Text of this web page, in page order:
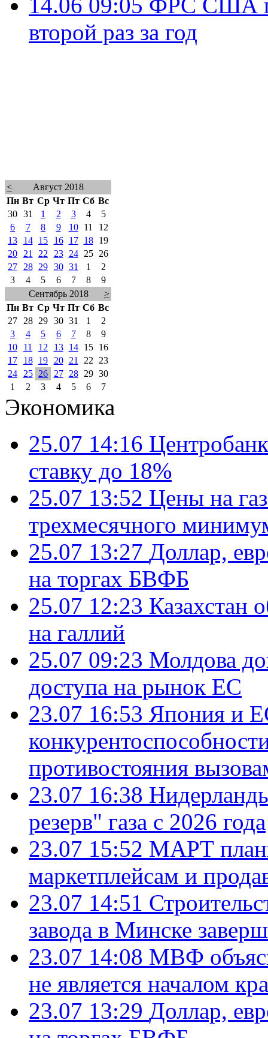
второй раз за год
<
Август 2018
Пн Вт Ср Чт Пт Сб Вс
30 31 1 2 3 4
5
6
7 8 9 10 11
12
13
14 15 16 17 18
19
20
21 22 23 24 25
26
27
28 29 30 31 1
2
3
4 5 6 7 8
9
Сентябрь 2018
>
Пн Вт Ср Чт Пт Сб Вс
27
28 29 30 31 1
2
3
4 5 6 7 8
9
10
11 12 13 14 15
16
17
18 19 20 21 22
23
24
25 26 27 28 29 30
1
2 3 4 5 6 7
Экономика
25.07 14:16
ставку до 18%
25.07 13:52 Цены на
трехмесячного
25.07 13:27 Доллар,
на торгах БВФБ
25.07 12:23 Казахстан
на галлий
25.07 09:23 Молдова
доступа на рынок ЕС
23.07 16:53 Япония и
противостояния
23.07 16:38
резерв" газа с 2026 года
23.07 15:52 МАРТ
маркетплейсам и
23.07 14:51
завода в Минске
23.07 14:08 МВФ
не является началом
23.07 13:29 Доллар,